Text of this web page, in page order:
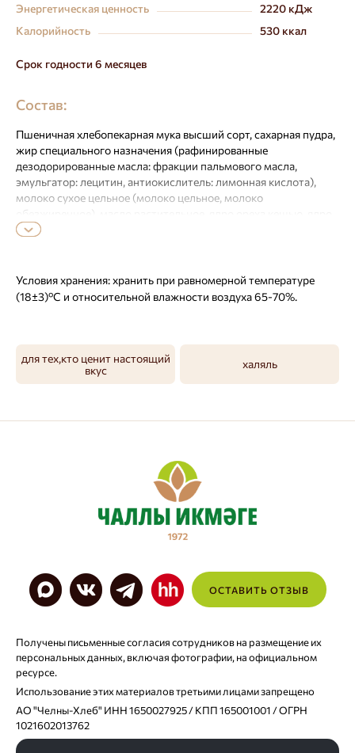
Энергетическая ценность
2220 кДж
Калорийность
530 ккал
Срок годности 6 месяцев
Состав:
Пшеничная хлебопекарная мука высший сорт, сахарная пудра,
жир специального назначения (рафинированные
дезодорированные масла: фракции пальмового масла,
эмульгатор: лецитин, антиокислитель: лимонная кислота),
молоко сухое цельное (молоко цельное, молоко
обезжиренное), масло растительное, ядро ореха кешью, ядро
арахиса, желток яичный сухой, соль поваренная пищевая,
Условия хранения:хранить при равномерной температуре
(18±3)ºC и относительной влажности воздуха 65-70%.
для тех,кто ценит настоящий
вкус
халяль
ОСТАВИТЬ ОТЗЫВ
Получены письменные согласия сотрудников на размещение их
персональных данных, включая фотографии, на официальном
ресурсе.
Использование этих материалов третьими лицами запрещено
АО "Челны-Хлеб" ИНН 1650027925 / КПП 165001001 / ОГРН
1021602013762